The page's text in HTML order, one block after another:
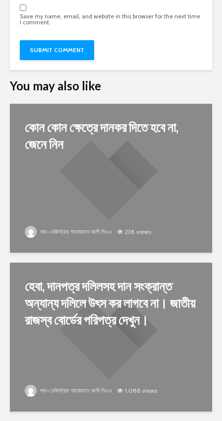
Save my name, email, and website in this browser for the next time
I comment.
You may also like
কোন কোন ক্ষেত্রে দানকর দিতে হবে না,
জেনে নিন
সাব-রেজিস্ট্রার শাহাজাহান আলী পিএএ 238 views
হেবা, দানপত্র দলিলসহ দান সংক্রান্ত
অন্যান্য দলিলে উৎস কর লাগবে না। জাতীয়
রাজস্ব বোর্ডের পরিপত্র দেখুন।
সাব-রেজিস্ট্রার শাহাজাহান আলী পিএএ 1,088 views